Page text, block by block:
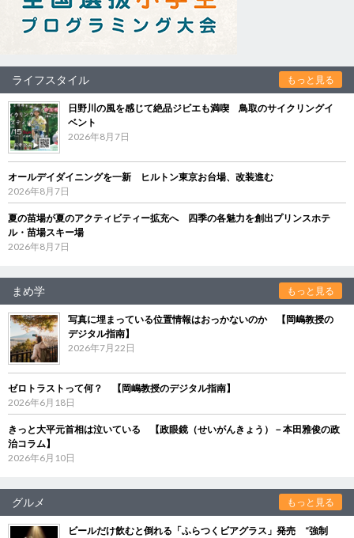
ライフスタイル もっと見る
日野川の風を感じて絶品ジビエも満喫 鳥取のサイクリングイ
ベント
2026年8月7日
オールデイダイニングを一新 ヒルトン東京お台場、改装進む
2026年8月7日
夏の苗場が夏のアクティビティー拡充へ 四季の各魅力を創出プリンスホテ
ル・苗場スキー場
2026年8月7日
まめ学 もっと見る
写真に埋まっている位置情報はおっかないのか 【岡嶋教授の
デジタル指南】
2026年7月22日
ゼロトラストって何？ 【岡嶋教授のデジタル指南】
2026年6月18日
きっと大平元首相は泣いている 【政眼鏡（せいがんきょう）－本田雅俊の政
治コラム】
2026年6月10日
グルメ もっと見る
ビールだけ飲むと倒れる「ふらつくビアグラス」発売 “強制